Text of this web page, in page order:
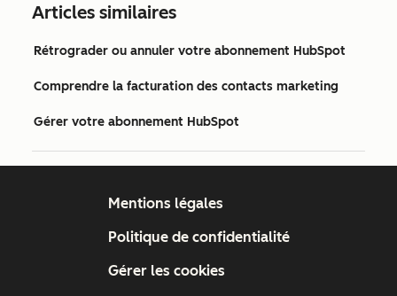
Articles similaires
Rétrograder ou annuler votre abonnement HubSpot
Comprendre la facturation des contacts marketing
Gérer votre abonnement HubSpot
Mentions légales
Politique de confidentialité
Gérer les cookies